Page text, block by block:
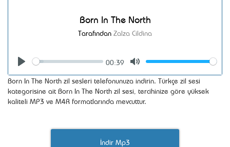
Born In The North
Tarafından Zalza Cildina
Seek
00:39
Volume
Born In The North zil sesleri telefonunuza indirin. Türkçe zil sesi
kategorisine ait Born In The North zil sesi, tercihinize göre yüksek
kaliteli MP3 ve M4R formatlarında mevcuttur.
İndir Mp3